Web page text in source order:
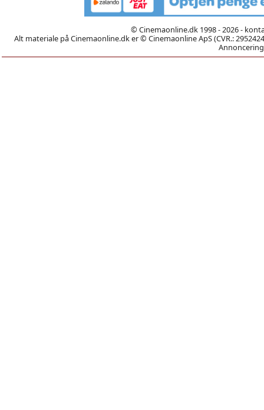
© Cinemaonline.dk 1998 - 2026 -
Alt materiale på Cinemaonline.dk er © Cinemaonline ApS (CVR.: